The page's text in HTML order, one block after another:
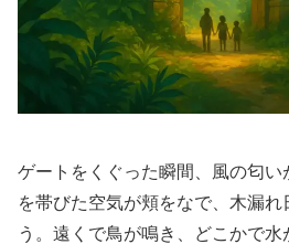
ゲートをくぐった瞬間、風の匂
を帯びた空気が頬をなで、木漏
う。遠くで鳥が鳴き、どこかで